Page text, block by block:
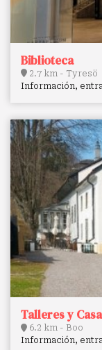
Biblioteca
2.7 km - Tyresö
Información,
Talleres y
6.2 km - Boo
Información,